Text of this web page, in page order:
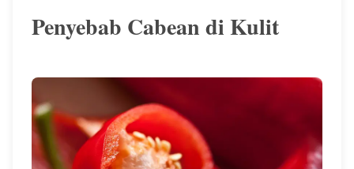
Penyebab Cabean di Kulit